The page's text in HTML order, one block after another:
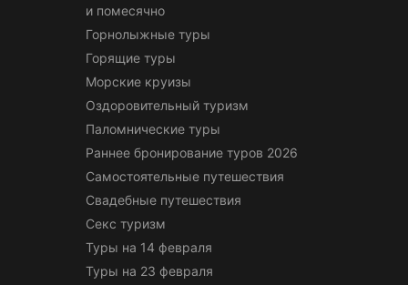
и помесячно
Горнолыжные туры
Горящие туры
Морские круизы
Оздоровительный туризм
Паломнические туры
Раннее бронирование туров 2026
Самостоятельные путешествия
Свадебные путешествия
Секс туризм
Туры на 14 февраля
Туры на 23 февраля